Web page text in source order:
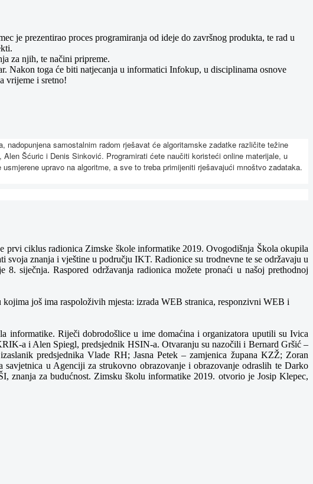
je prezentirao proces programiranja od ideje do završnog produkta, te rad u
za njih, te načini pripreme.
Nakon toga će biti natjecanja u informatici Infokup, u disciplinama osnove
vrijeme i sretno!
samostalnim radom rješavat će algoritamske zadatke različite težine
Šćuric i Denis Sinković. Programirati ćete naučiti koristeći online materijale, u
upravo na algoritme, a sve to treba primijeniti rješavajući mnoštvo zadataka.
prvi ciklus radionica Zimske škole informatike 2019. Ovogodišnja Škola okupila
znanja i vještine u području IKT. Radionice su trodnevne te se održavaju u
siječnja. Raspored održavanja radionica možete pronaći u našoj prethodnoj
još ima raspoloživih mjesta: izrada WEB stranica, responzivni WEB i
informatike. Riječi dobrodošlice u ime domaćina i organizatora uputili su Ivica
a i Alen Spiegl, predsjednik HSIN-a. Otvaranju su nazočili i Bernard Gršić –
predsjednika Vlade RH; Jasna Petek – zamjenica župana KZŽ; Zoran
u Agenciji za strukovno obrazovanje i obrazovanje odraslih te Darko
znanja za budućnost. Zimsku školu informatike 2019. otvorio je Josip Klepec,